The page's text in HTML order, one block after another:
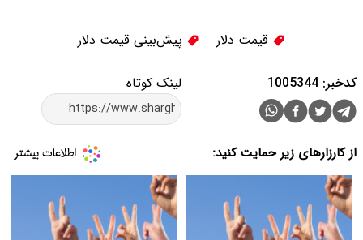
قیمت دلار پیش‌بینی قیمت دلار
لینک کوتاه کدخبر: 1005344
از کارزارهای زیر حمایت کنید: